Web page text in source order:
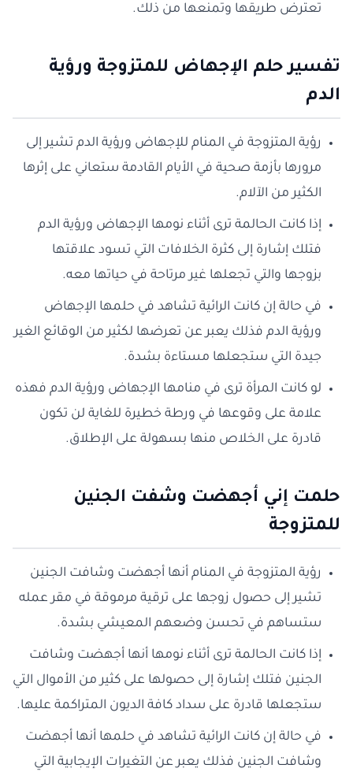
تعترض طريقها وتمنعها من ذلك.
تفسير حلم الإجهاض للمتزوجة ورؤية
الدم
رؤية المتزوجة في المنام للإجهاض ورؤية الدم تشير إلى
مرورها بأزمة صحية في الأيام القادمة ستعاني على إثرها
الكثير من الآلام.
إذا كانت الحالمة ترى أثناء نومها الإجهاض ورؤية الدم
فتلك إشارة إلى كثرة الخلافات التي تسود علاقتها
بزوجها والتي تجعلها غير مرتاحة في حياتها معه.
في حالة إن كانت الرائية تشاهد في حلمها الإجهاض
ورؤية الدم فذلك يعبر عن تعرضها لكثير من الوقائع الغير
جيدة التي ستجعلها مستاءة بشدة.
لو كانت المرأة ترى في منامها الإجهاض ورؤية الدم فهذه
علامة على وقوعها في ورطة خطيرة للغاية لن تكون
قادرة على الخلاص منها بسهولة على الإطلاق.
حلمت إني أجهضت وشفت الجنين
للمتزوجة
رؤية المتزوجة في المنام أنها أجهضت وشافت الجنين
تشير إلى حصول زوجها على ترقية مرموقة في مقر عمله
ستساهم في تحسن وضعهم المعيشي بشدة.
إذا كانت الحالمة ترى أثناء نومها أنها أجهضت وشافت
الجنين فتلك إشارة إلى حصولها على كثير من الأموال التي
ستجعلها قادرة على سداد كافة الديون المتراكمة عليها.
في حالة إن كانت الرائية تشاهد في حلمها أنها أجهضت
وشافت الجنين فذلك يعبر عن التغيرات الإيجابية التي